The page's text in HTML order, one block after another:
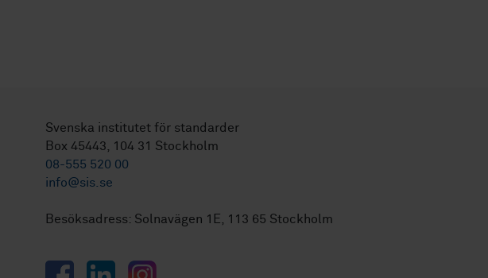
Svenska institutet för standarder
Box 45443, 104 31 Stockholm
08-555 520 00
info@sis.se
Besöksadress: Solnavägen 1E, 113 65 Stockholm
FacebookLinkedInInstagram